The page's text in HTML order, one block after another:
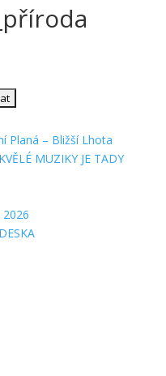
Planá – Bližší Lhota
MUZIKY JE TADY
2026